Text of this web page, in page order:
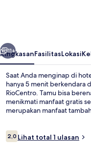
Barra
da
Tijuca
Berikutnya
11+
RingkasanFasilitasLokasi
Saat Anda menginap di
hanya 5 menit berkendara
RioCentro. Tamu bisa
menikmati manfaat gratis
merupakan manfaat
Ulasan
2,02,0 dari 10
Lihat total 1 ulasan